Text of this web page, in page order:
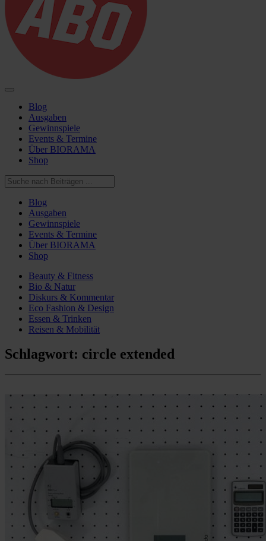
Blog
Ausgaben
Gewinnspiele
Events & Termine
Über BIORAMA
Shop
Blog
Ausgaben
Gewinnspiele
Events & Termine
Über BIORAMA
Shop
Beauty & Fitness
Bio & Natur
Diskurs & Kommentar
Eco Fashion & Design
Essen & Trinken
Reisen & Mobilität
Schlagwort: circle extended